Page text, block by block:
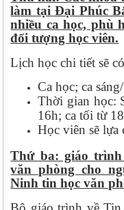
làm tại Đại Phúc
nhiều ca học, phù
đối tượng học viên.
Lịch học chi tiết sẽ
Ca học; ca
Thời gian học:
16h; ca tối từ
Học viên sẽ lựa
Thứ ba: giáo
văn phòng cho
Ninh tin học văn